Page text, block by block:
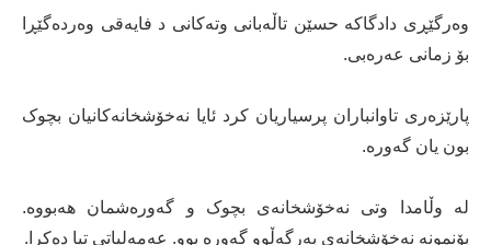
وەرگێڕی دادگاکە حسێن تاڵەبانی وتەکانی د فایەقی وەردەگێڕا
بۆ زمانی عەرەبی.
پارێزەری تاوانباران پرسیاریان کرد ئایا نەخۆشخانەکانیان بچوک
بون یان گەورە.
لە وڵامدا وتی نەخۆشخانەی بچوک و گەورەشمان ھەبووە.
بۆنمونە نەخۆشخانەی بەرگەڵوو گەورە بوو. عەمەلیاتی تیا دەکرا.